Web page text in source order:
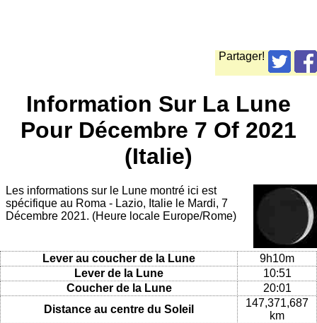
Partager!
Information Sur La Lune
Pour Décembre 7 Of 2021
(Italie)
Les informations sur le Lune montré ici est
spécifique au Roma - Lazio, Italie le Mardi, 7
Décembre 2021. (Heure locale Europe/Rome)
Lever au coucher de la Lune
9h10m
Lever de la Lune
10:51
Coucher de la Lune
20:01
Distance au centre du Soleil
147,371,687
km